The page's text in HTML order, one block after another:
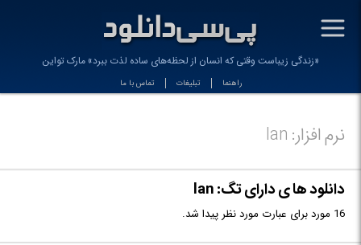
-
«زندگی زیباست وقتی که انسان از لحظه‌های ساده لذت ببرد» مارک تواین
راهنما تبلیغات تماس با ما
نرم افزار: lan
دانلود ها ی دارای تگ: lan
16 مورد برای عبارت مورد نظر پیدا شد.